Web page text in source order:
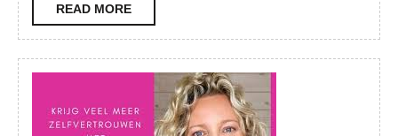
READ MOREREAD
MORE